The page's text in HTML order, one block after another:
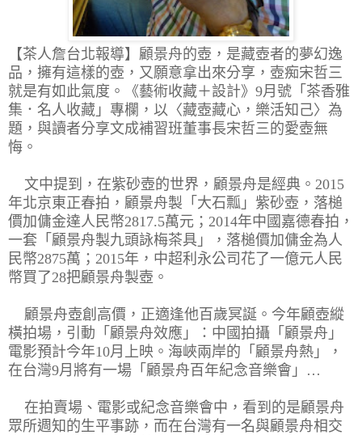
【茶人詹台北報導】 顧景舟的壺，是藏壺者的夢幻逸
品，擁有這樣的壺，又願意拿出來分享，壺痴宋哲三
就是有如此氣度。《藝術收藏＋設計》9月號「茶香雅
集．名人收藏」專欄，以〈藏壺藏心，樂活知己〉為
題，與讀者分享文成補習班董事長宋哲三的愛壺無
悔。
文中提到，在紫砂壺的世界，顧景舟是經典。2015
年北京東正春拍，顧景舟製「大石瓢」紫砂壺，落槌
價加傭金達人民幣2817.5萬元；2014年中國嘉德春拍，
一套「顧景舟製九頭詠梅茶具」，落槌價加傭金為人
民幣2875萬；2015年，中超利永公司花了一億元人民
幣買了28把顧景舟製壺。
顧景舟壺創高價，正適逢他百歲冥誕。今年顧壺縱
橫拍場，引動「顧景舟效應」：中國拍攝「顧景舟」
電影預計今年10月上映。海峽兩岸的「顧景舟熱」，
在台灣9月將有一場「顧景舟百年紀念音樂會」…
在拍賣場、電影或紀念音樂會中，看到的是顧景舟
眾所週知的生平事跡，而在台灣有一名與顧景舟相交